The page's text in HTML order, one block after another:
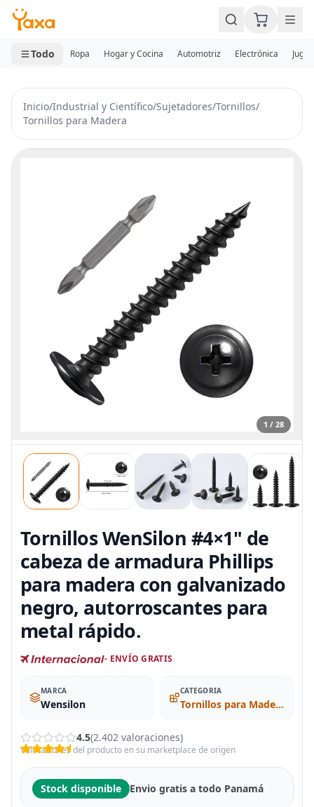
MINI CARRITO
0 productos
Todo Ropa Hogar y Cocina Automotriz Electrónica
Inicio/Industrial y Científico/Sujetadores/Tornillos/
Tornillos para Madera
1 / 28
Tornillos WenSilon #4×1" de
cabeza de armadura Phillips
para madera con galvanizado
negro, autorroscantes para
metal rápido.
- ENVÍO GRATIS
MARCA
Wensilon
CATEGORIA
Tornillos para Madera
4.5(2.402 valoraciones)
Valoraciones del producto en su marketplace de origen
Stock disponible Envio gratis a todo Panamá